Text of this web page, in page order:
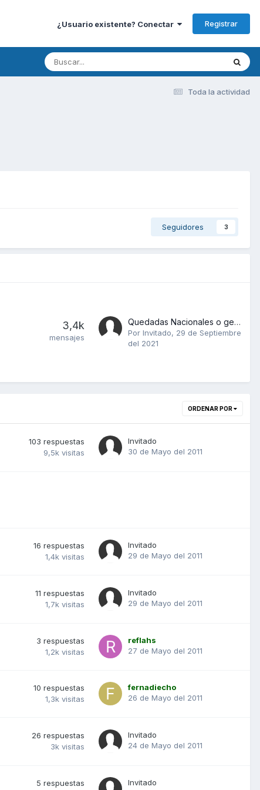
¿Usuario existente? Conectar Registrar
Toda la actividad
Seguidores 3
3,4k
mensajes
Quedadas Nacionales o gente de Madrid
Por Invitado, 29 de Septiembre
del 2021
ORDENAR POR
103 respuestas
9,5k visitas
Invitado
30 de Mayo del 2011
16 respuestas
1,4k visitas
Invitado
29 de Mayo del 2011
11 respuestas
1,7k visitas
Invitado
29 de Mayo del 2011
3 respuestas
1,2k visitas
reflahs
27 de Mayo del 2011
10 respuestas
1,3k visitas
fernadiecho
26 de Mayo del 2011
26 respuestas
3k visitas
Invitado
24 de Mayo del 2011
5 respuestas
Invitado